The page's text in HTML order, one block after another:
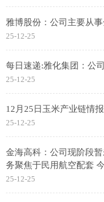
雅博股份：公司主要从
25-12-25
每日速递:雅化集团：公
25-12-25
12月25日玉米产业链情报
25-12-25
金海高科：公司现阶段
务聚焦于民用航空配套
25-12-25